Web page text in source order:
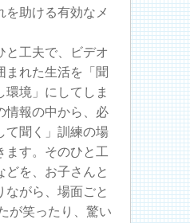
を助ける有効なメ
と工夫で、ビデオ
まれた生活を「聞
環境」にしてしま
情報の中から、必
て聞く」訓練の場
ます。そのひと工
どを、お子さんと
ながら、場面ごと
が笑ったり、驚い